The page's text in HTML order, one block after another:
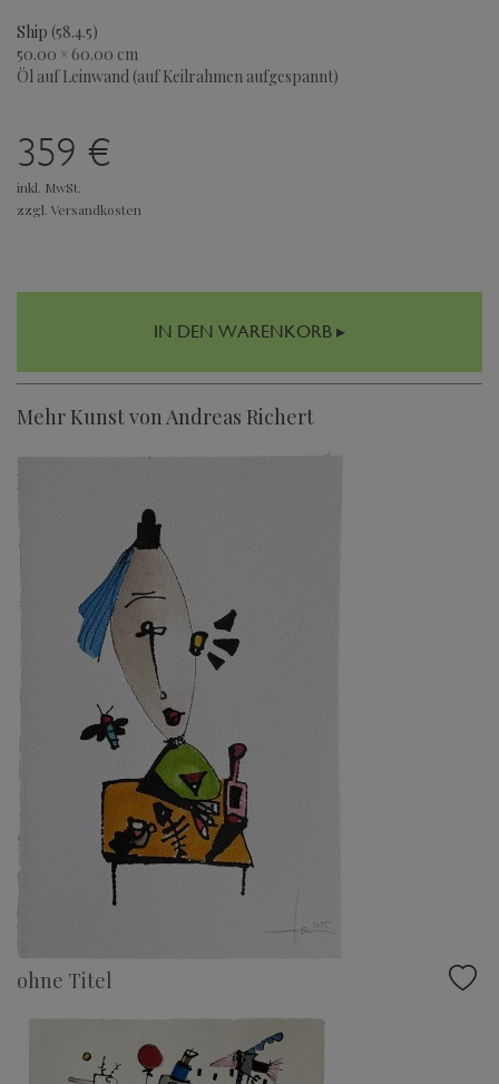
Ship (58.4.5)
50.00 × 60.00 cm
Öl auf Leinwand (auf Keilrahmen aufgespannt)
359 €
inkl. MwSt.
zzgl. Versandkosten
IN DEN WARENKORB ▸
Mehr Kunst von Andreas Richert
ohne Titel